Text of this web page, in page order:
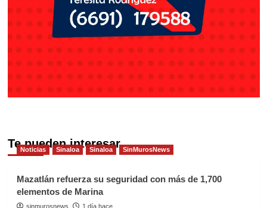
Te pueden interesar
Noticias Sinaloa Sinaloa SinMurosNews
Mazatlán refuerza su seguridad con más de 1,700
elementos de Marina
sinmurosnews 1 día hace